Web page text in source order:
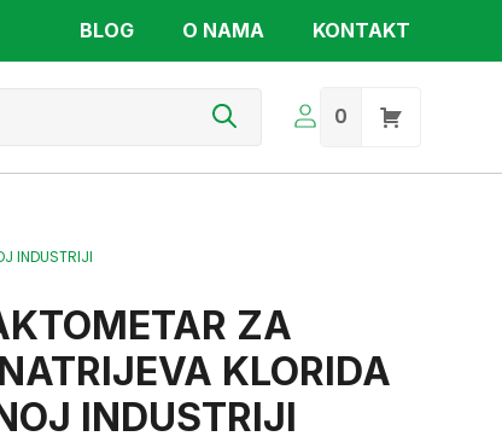
BLOG O NAMA KONTAKT
0
INDUSTRIJI
ZA
KLORIDA
INDUSTRIJI